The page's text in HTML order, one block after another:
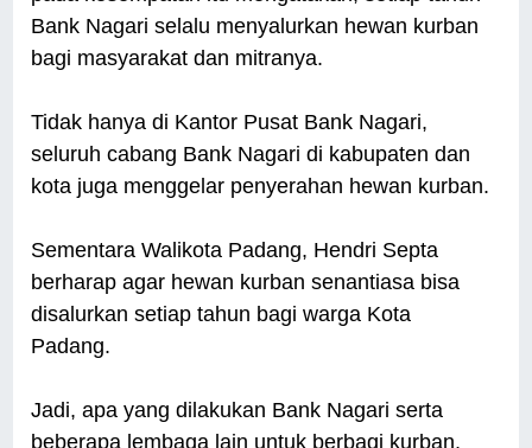
Bank Nagari selalu menyalurkan hewan kurban
bagi masyarakat dan mitranya.
Tidak hanya di Kantor Pusat Bank Nagari,
seluruh cabang Bank Nagari di kabupaten dan
kota juga menggelar penyerahan hewan kurban.
Sementara Walikota Padang, Hendri Septa
berharap agar hewan kurban senantiasa bisa
disalurkan setiap tahun bagi warga Kota
Padang.
Jadi, apa yang dilakukan Bank Nagari serta
beberapa lembaga lain untuk berbagi kurban,